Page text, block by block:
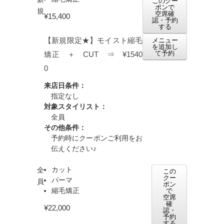
規
¥15,400
【新規限定★】モイスト縮毛
矯正 ＋ CUT ⇒ ¥1540
0
来店日条件：
指定なし
対象スタイリスト：
全員
その他条件：
予約時にクーポンご利用をお
伝えください♪
ポンで
空席確
認・予約
する
メニュー
を追加し
て予約
全
員
カット
パーマ
縮毛矯正
¥22,000
この
クー
ポン
で
空席
確
認・
予約